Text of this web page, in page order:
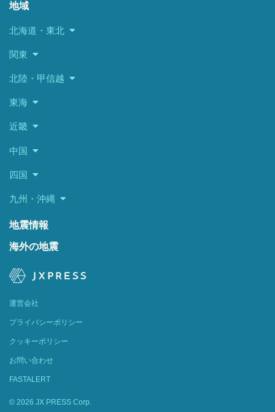
地域
北海道・東北
関東
北陸・甲信越
東海
近畿
中国
四国
九州・沖縄
地震情報
海外の地震
運営会社
プライバシーポリシー
クッキーポリシー
お問い合わせ
FASTALERT
© 2026 JX PRESS Corp.